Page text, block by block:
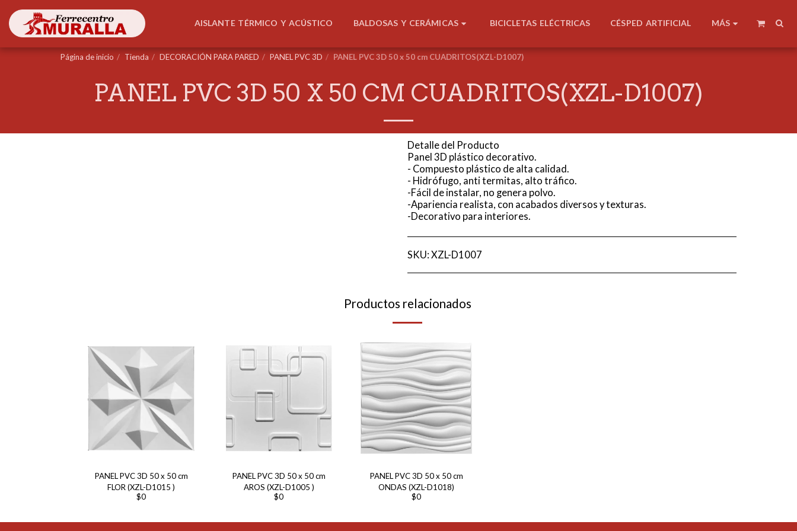
AISLANTE TÉRMICO Y ACÚSTICO BALDOSAS Y CERÁMICAS BICICLETAS ELÉCTRICAS CÉSPED ARTIFICIAL MÁS
Página de inicio Tienda DECORACIÓN PARA PARED PANEL PVC 3D PANEL PVC 3D 50 x 50 cm CUADRITOS(XZL-D1007)
PANEL PVC 3D 50 X 50 CM CUADRITOS(XZL-D1007)
Detalle del Producto
Panel 3D plástico decorativo.
- Compuesto plástico de alta calidad.
- Hidrófugo, anti termitas, alto tráfico.
-Fácil de instalar, no genera polvo.
-Apariencia realista, con acabados diversos y texturas.
-Decorativo para interiores.
SKU: XZL-D1007
Productos relacionados
PANEL PVC 3D 50 x 50 cm
FLOR (XZL-D1015 )
$0
PANEL PVC 3D 50 x 50 cm
AROS (XZL-D1005 )
$0
PANEL PVC 3D 50 x 50 cm
ONDAS (XZL-D1018)
$0